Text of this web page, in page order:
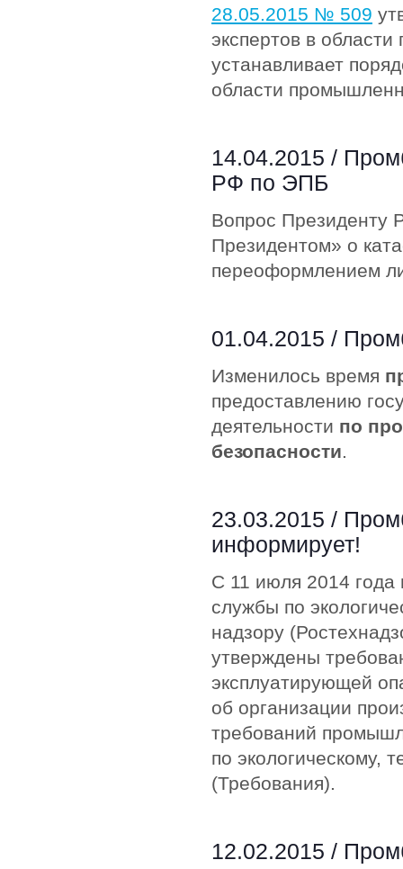
28.05.2015 № 509
экспертов в
устанавливает
области
14.04.2015 /
РФ по ЭПБ
Вопрос Президенту
Президентом» о
переоформлением
01.04.2015 /
Изменилось время
предоставлению
деятельности по
безопасности.
23.03.2015 /
информирует!
С 11 июля 2014 года
службы по
надзору
утверждены
эксплуатирующей
об организации
требований
по экологическому,
(Требования).
12.02.2015 /